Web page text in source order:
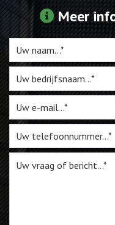
Torpedo
NGS XXL
Webshop
Te Koop
Miniatuur
Meer